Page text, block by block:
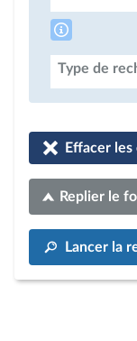
Type de
Effacer les
Replier le
Lancer la